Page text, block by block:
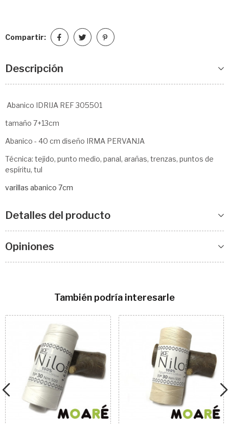
Compartir:
Descripción
Abanico IDRIJA REF 305501
tamaño 7+13cm
Abanico - 40 cm diseño IRMA PERVANJA
Técnica: tejido, punto medio, panal, arañas, trenzas, puntos de
espíritu, tul
varillas abanico 7cm
Detalles del producto
Opiniones
También podría interesarle